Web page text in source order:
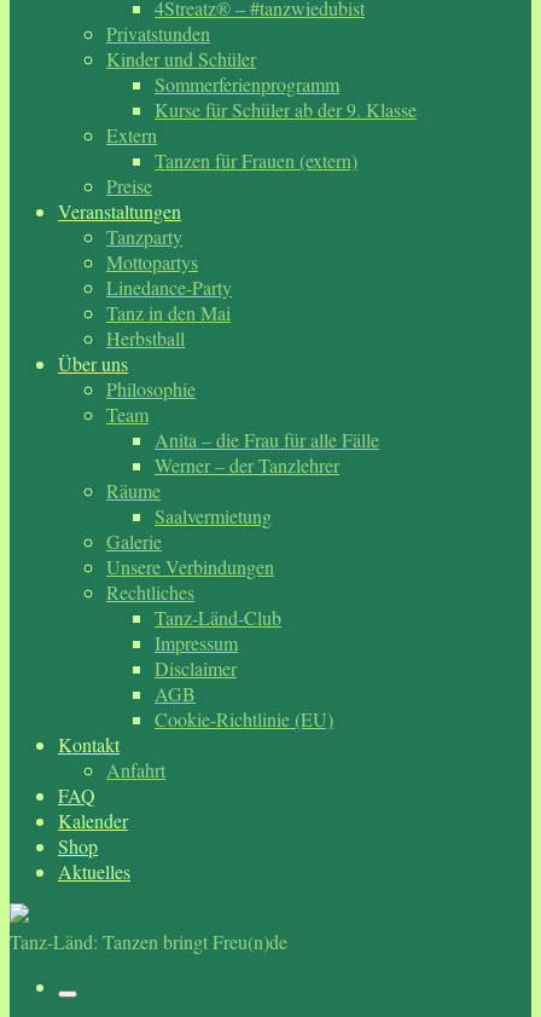
4Streatz® – #tanzwiedubist
Privatstunden
Kinder und Schüler
Sommerferienprogramm
Kurse für Schüler ab der 9. Klasse
Extern
Tanzen für Frauen (extern)
Preise
Veranstaltungen
Tanzparty
Mottopartys
Linedance-Party
Tanz in den Mai
Herbstball
Über uns
Philosophie
Team
Anita – die Frau für alle Fälle
Werner – der Tanzlehrer
Räume
Saalvermietung
Galerie
Unsere Verbindungen
Rechtliches
Tanz-Länd-Club
Impressum
Disclaimer
AGB
Cookie-Richtlinie (EU)
Kontakt
Anfahrt
FAQ
Kalender
Shop
Aktuelles
Tanz-Länd: Tanzen bringt Freu(n)de
Menü